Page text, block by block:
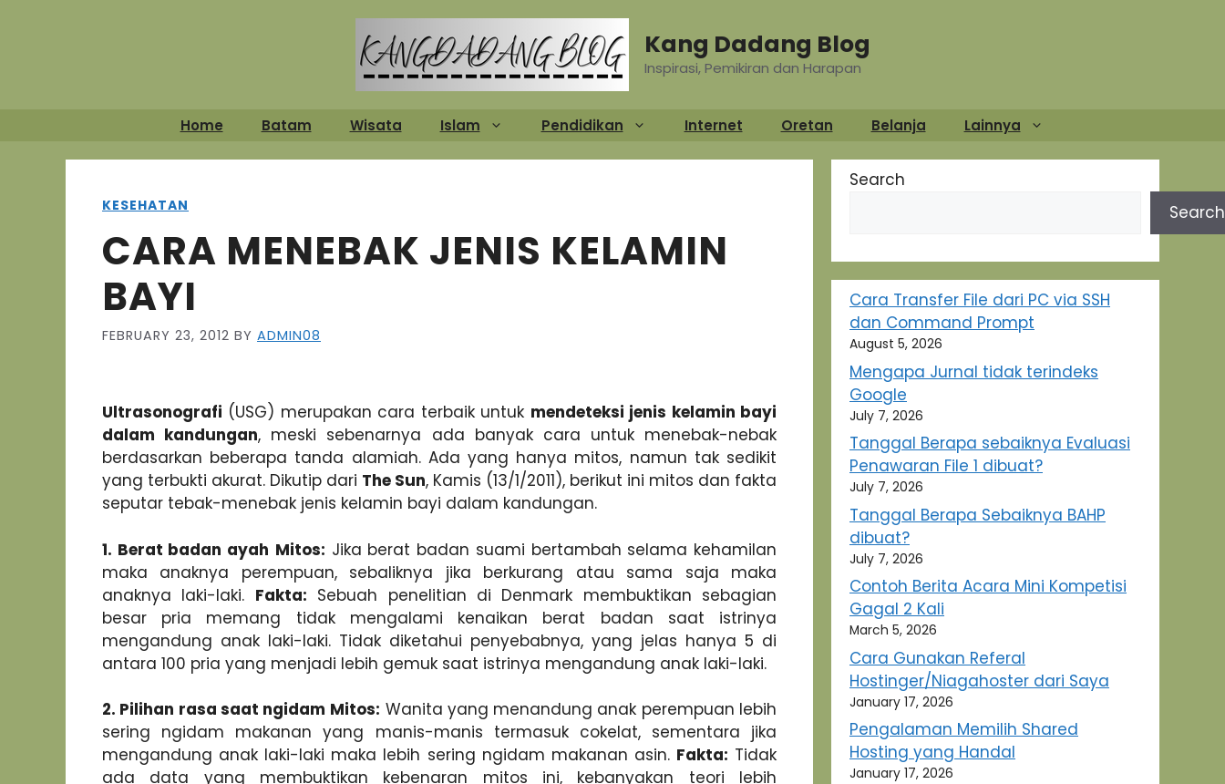
Kang Dadang Blog
Inspirasi, Pemikiran dan Harapan
Home Batam Wisata Islam Pendidikan Internet Oretan Belanja Lainnya
KESEHATAN
CARA MENEBAK JENIS KELAMIN
BAYI
FEBRUARY 23, 2012 BY ADMIN08
Ultrasonografi (USG) merupakan cara terbaik untuk mendeteksi jenis kelamin bayi
dalam kandungan, meski sebenarnya ada banyak cara untuk menebak-nebak
berdasarkan beberapa tanda alamiah. Ada yang hanya mitos, namun tak sedikit
yang terbukti akurat. Dikutip dari The Sun, Kamis (13/1/2011), berikut ini mitos dan fakta
seputar tebak-menebak jenis kelamin bayi dalam kandungan.
1. Berat badan ayah Mitos: Jika berat badan suami bertambah selama kehamilan
maka anaknya perempuan, sebaliknya jika berkurang atau sama saja maka
anaknya laki-laki. Fakta: Sebuah penelitian di Denmark membuktikan sebagian
besar pria memang tidak mengalami kenaikan berat badan saat istrinya
mengandung anak laki-laki. Tidak diketahui penyebabnya, yang jelas hanya 5 di
antara 100 pria yang menjadi lebih gemuk saat istrinya mengandung anak laki-laki.
2. Pilihan rasa saat ngidam Mitos: Wanita yang menandung anak perempuan lebih
sering ngidam makanan yang manis-manis termasuk cokelat, sementara jika
mengandung anak laki-laki maka lebih sering ngidam makanan asin. Fakta: Tidak
ada data yang membuktikan kebenaran mitos ini, kebanyakan teori lebih
Search
Search
Cara Transfer File dari PC via SSH
dan Command Prompt
August 5, 2026
Mengapa Jurnal tidak terindeks
Google
July 7, 2026
Tanggal Berapa sebaiknya Evaluasi
Penawaran File 1 dibuat?
July 7, 2026
Tanggal Berapa Sebaiknya BAHP
dibuat?
July 7, 2026
Contoh Berita Acara Mini Kompetisi
Gagal 2 Kali
March 5, 2026
Cara Gunakan Referal
Hostinger/Niagahoster dari Saya
January 17, 2026
Pengalaman Memilih Shared
Hosting yang Handal
January 17, 2026